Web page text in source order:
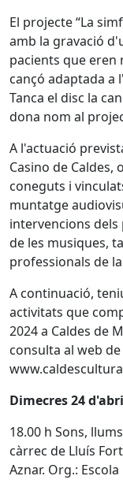
El projecte “La
amb la gravació
pacients que eren
cançó adaptada a
Tanca el disc la
dona nom al
A l'actuació
Casino de
coneguts i
muntatge
intervencions
de les musiques,
professionals de
A continuació,
activitats que
2024 a Caldes de
consulta al web
Dimecres 24
18.00 h Sons,
càrrec de Lluís
Aznar. Org.: